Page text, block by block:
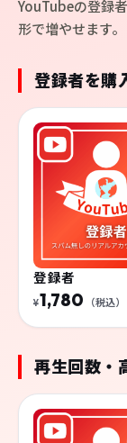
いいね
無料 TikTok
YouTube
YouTubeの
YouTubeの登録
形で増やせます。
登録者を購